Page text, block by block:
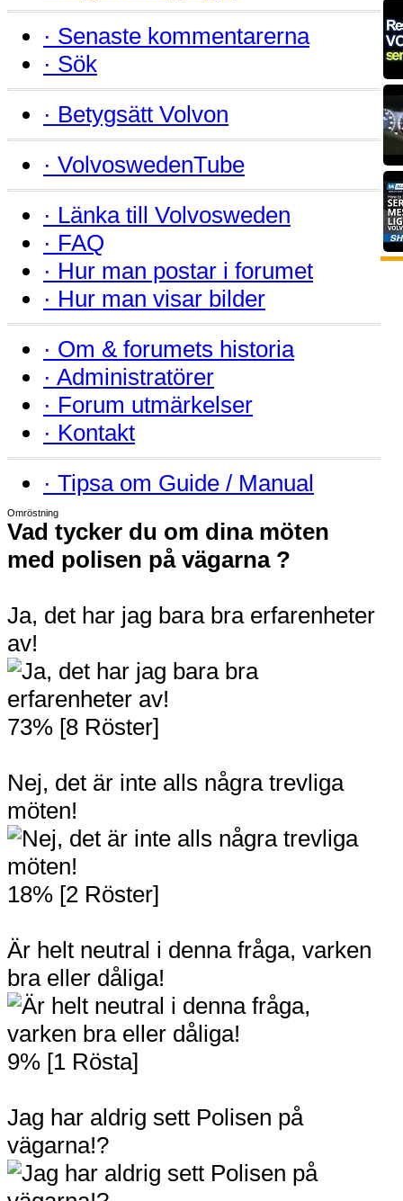
· Senaste kommentarerna
· Sök
· Betygsätt Volvon
· VolvoswedenTube
· Länka till Volvosweden
· FAQ
· Hur man postar i forumet
· Hur man visar bilder
· Om & forumets historia
· Administratörer
· Forum utmärkelser
· Kontakt
· Tipsa om Guide / Manual
Omröstning
Vad tycker du om dina möten
med polisen på vägarna ?
Ja, det har jag bara bra erfarenheter
av!
73% [8 Röster]
Nej, det är inte alls några trevliga
möten!
18% [2 Röster]
Är helt neutral i denna fråga, varken
bra eller dåliga!
9% [1 Rösta]
Jag har aldrig sett Polisen på
vägarna!?